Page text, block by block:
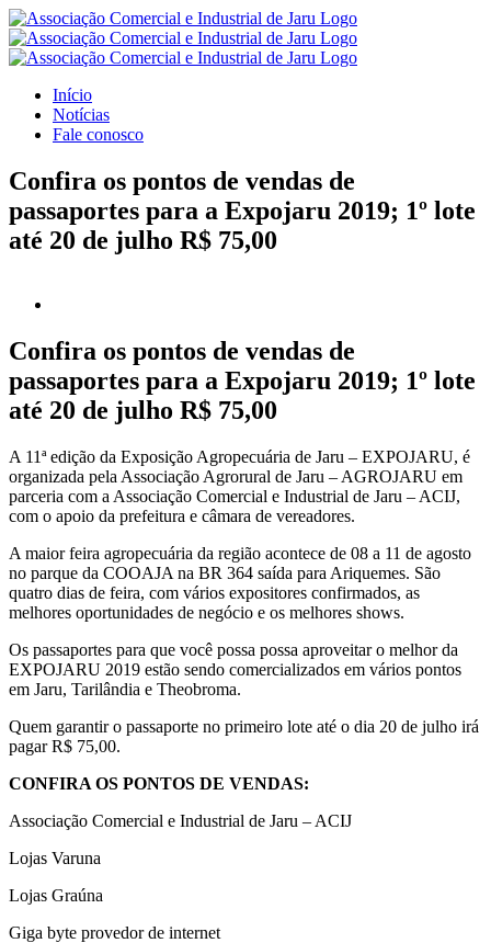
Ir
para
o
Início
Notícias
Fale conosco
Confira os pontos de vendas de
passaportes para a Expojaru 2019; 1º lote
até 20 de julho R$ 75,00
Image
Confira os pontos de vendas de
passaportes para a Expojaru 2019; 1º lote
até 20 de julho R$ 75,00
A 11ª edição da Exposição Agropecuária de Jaru – EXPOJARU, é
organizada pela Associação Agrorural de Jaru – AGROJARU em
parceria com a Associação Comercial e Industrial de Jaru – ACIJ,
com o apoio da prefeitura e câmara de vereadores.
A maior feira agropecuária da região acontece de 08 a 11 de agosto
no parque da COOAJA na BR 364 saída para Ariquemes. São
quatro dias de feira, com vários expositores confirmados, as
melhores oportunidades de negócio e os melhores shows.
Os passaportes para que você possa possa aproveitar o melhor da
EXPOJARU 2019 estão sendo comercializados em vários pontos
em Jaru, Tarilândia e Theobroma.
Quem garantir o passaporte no primeiro lote até o dia 20 de julho irá
pagar R$ 75,00.
CONFIRA OS PONTOS DE VENDAS:
Associação Comercial e Industrial de Jaru – ACIJ
Lojas Varuna
Lojas Graúna
Giga byte provedor de internet